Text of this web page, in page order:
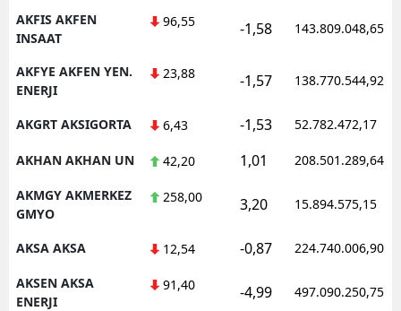
AKFIS AKFEN
INSAAT
96,55 -1,58 143.809.048,65
AKFYE AKFEN YEN.
ENERJI
23,88 -1,57 138.770.544,92
AKGRT AKSIGORTA 6,43 -1,53 52.782.472,17
AKHAN AKHAN UN 42,20 1,01 208.501.289,64
AKMGY AKMERKEZ
GMYO
258,00 3,20 15.894.575,15
AKSA AKSA 12,54 -0,87 224.740.006,90
AKSEN AKSA
ENERJI
91,40 -4,99 497.090.250,75